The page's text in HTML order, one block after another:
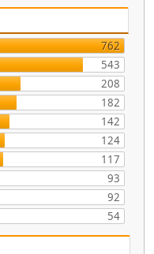
762
543
208
182
142
124
117
93
92
54